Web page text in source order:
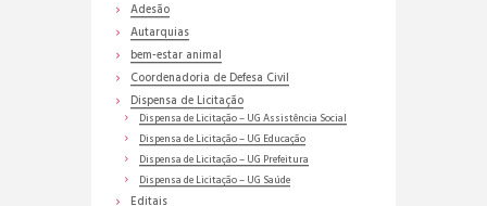
Adesão
Autarquias
bem-estar animal
Coordenadoria de Defesa Civil
Dispensa de Licitação
Dispensa de Licitação – UG Assistência Social
Dispensa de Licitação – UG Educação
Dispensa de Licitação – UG Prefeitura
Dispensa de Licitação – UG Saúde